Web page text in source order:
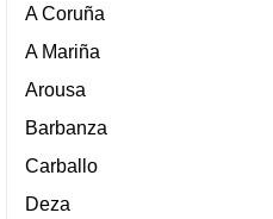
A Coruña
A Mariña
Arousa
Barbanza
Carballo
Deza